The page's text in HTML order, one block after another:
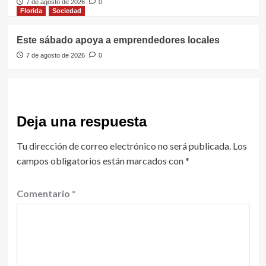
7 de agosto de 2026
0
Florida
Sociedad
Este sábado apoya a emprendedores locales
7 de agosto de 2026 0
Deja una respuesta
Tu dirección de correo electrónico no será publicada. Los
campos obligatorios están marcados con*
Comentario *